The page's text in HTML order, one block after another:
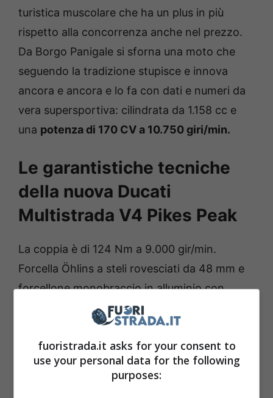
turistica muscolare che ha un plus in più
rispetto alla concorrenza anche nel prezzo.
Da Borgo Panigale si sforna una moto che
seguendo la tradizione stupisce e innova
ancora e ancora e lo fa con dati e numeri da
vera supersportiva: cilindrata da 1.158 cc e
una potenza di 170 CV a 10.750 giri/min.
Le garantistiche tecniche
della nuova Ducati
Multistrada V4 Pikes Peak
La coppia è di 124 Nm a 9.000 gir/min.
Forcella Öhlins a steli rovesciati da 48 mm e
forcellone monobraccio in alluminio con
monoammortizzatore Öhlins TTX36,
ingegneria premium per la regina delle
crossover italiane. Anima anche racing, ma
con una comodità da turistica per il pilota e il
passeggero. Una dual sport con una
fuoristrada.it asks for your consent to
use your personal data for the following
purposes: